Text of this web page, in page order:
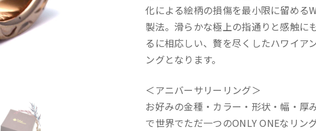
化による絵柄の損傷を最小限に留める
製法。滑らかな極上の指通りと感触に
るに相応しい、贅を尽くしたハワイア
ングとなります。
＜アニバーサリーリング＞
お好みの金種・カラー・形状・幅・厚
で世界でただ一つのONLY ONEなリン